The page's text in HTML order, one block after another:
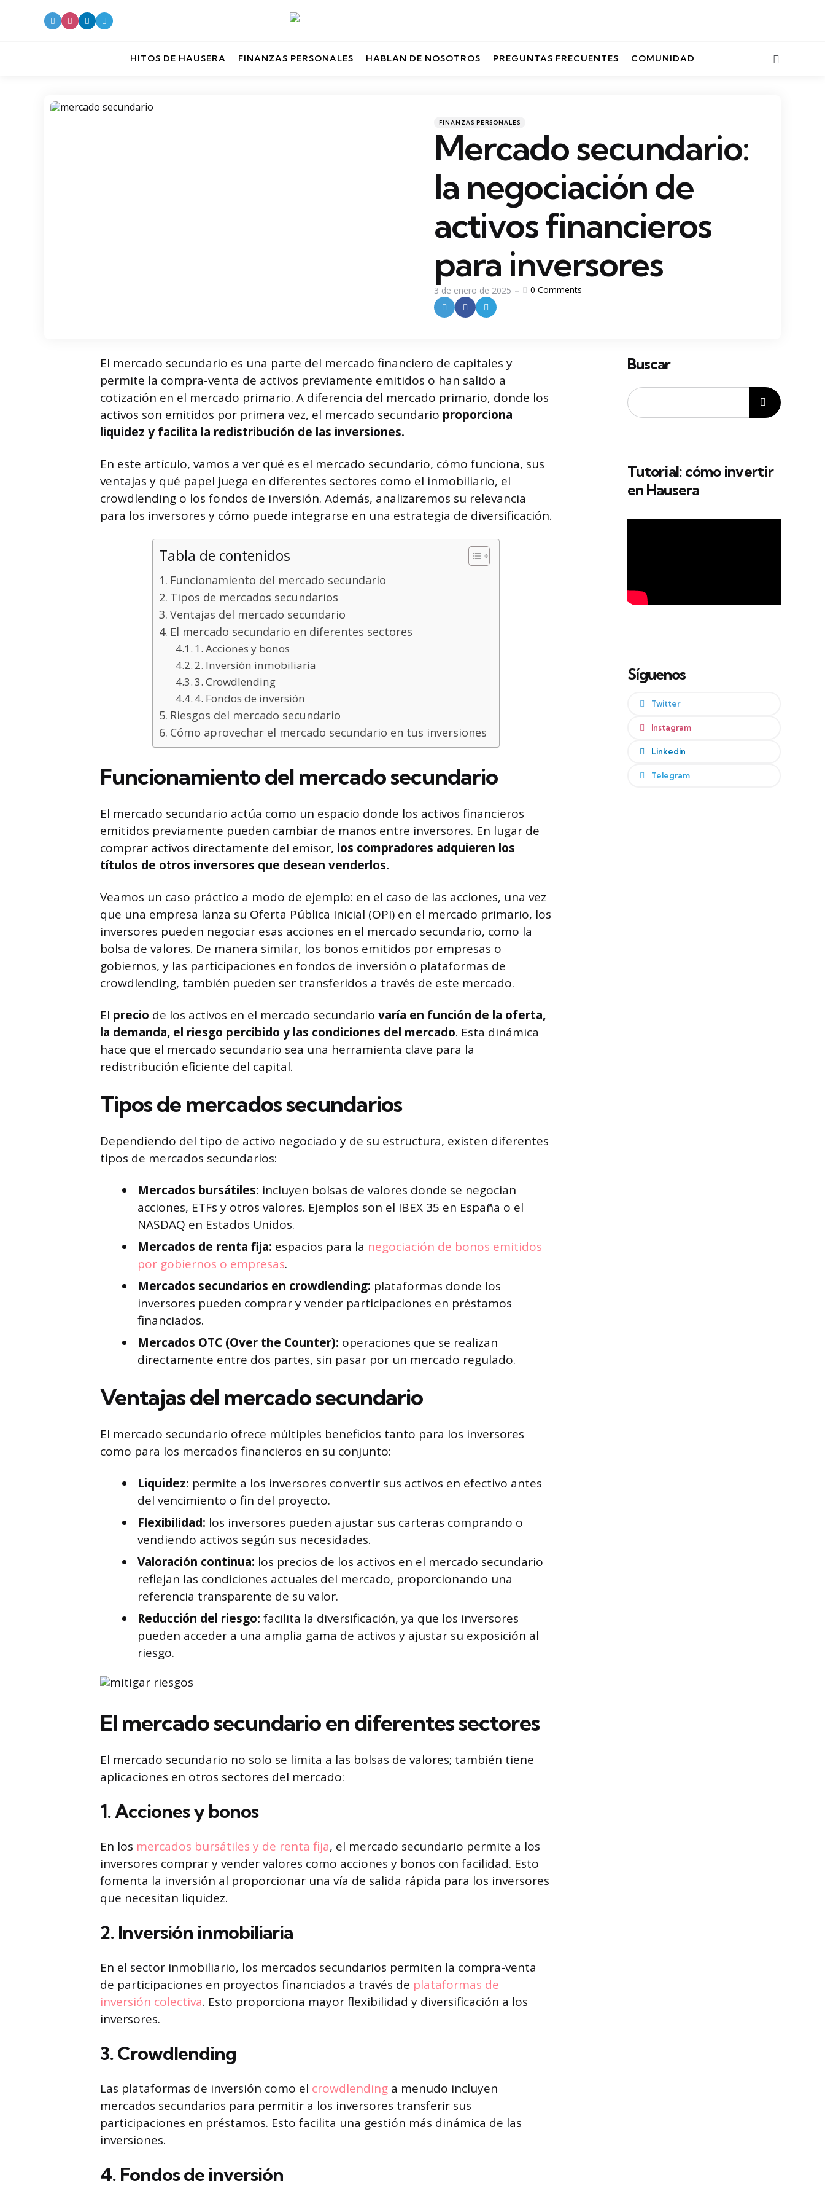
HITOS DE HAUSERA FINANZAS PERSONALES HABLAN DE NOSOTROS PREGUNTAS FRECUENTES COMUNIDAD
Categories
Posted
FINANZAS PERSONALES
Mercado secundario:
la negociación de
activos financieros
para inversores
3 de enero de 2025 0 Comments
El mercado secundario es una parte del mercado financiero de capitales y
permite la compra-venta de activos previamente emitidos o han salido a
cotización en el mercado primario. A diferencia del mercado primario, donde los
activos son emitidos por primera vez, el mercado secundario proporciona
liquidez y facilita la redistribución de las inversiones.
En este artículo, vamos a ver qué es el mercado secundario, cómo funciona, sus
ventajas y qué papel juega en diferentes sectores como el inmobiliario, el
crowdlending o los fondos de inversión. Además, analizaremos su relevancia
para los inversores y cómo puede integrarse en una estrategia de diversificación.
Tabla de contenidos
Funcionamiento del mercado secundario
Tipos de mercados secundarios
Ventajas del mercado secundario
El mercado secundario en diferentes sectores
1. Acciones y bonos
2. Inversión inmobiliaria
3. Crowdlending
4. Fondos de inversión
Riesgos del mercado secundario
Cómo aprovechar el mercado secundario en tus inversiones
Funcionamiento del mercado secundario
El mercado secundario actúa como un espacio donde los activos financieros
emitidos previamente pueden cambiar de manos entre inversores. En lugar de
comprar activos directamente del emisor, los compradores adquieren los
títulos de otros inversores que desean venderlos.
Veamos un caso práctico a modo de ejemplo: en el caso de las acciones, una vez
que una empresa lanza su Oferta Pública Inicial (OPI) en el mercado primario, los
inversores pueden negociar esas acciones en el mercado secundario, como la
bolsa de valores. De manera similar, los bonos emitidos por empresas o
gobiernos, y las participaciones en fondos de inversión o plataformas de
crowdlending, también pueden ser transferidos a través de este mercado.
El precio de los activos en el mercado secundario varía en función de la oferta,
la demanda, el riesgo percibido y las condiciones del mercado. Esta dinámica
hace que el mercado secundario sea una herramienta clave para la
redistribución eficiente del capital.
Tipos de mercados secundarios
Dependiendo del tipo de activo negociado y de su estructura, existen diferentes
tipos de mercados secundarios:
Mercados bursátiles: incluyen bolsas de valores donde se negocian
acciones, ETFs y otros valores. Ejemplos son el IBEX 35 en España o el
NASDAQ en Estados Unidos.
Mercados de renta fija: espacios para la negociación de bonos emitidos
por gobiernos o empresas.
Mercados secundarios en crowdlending: plataformas donde los
inversores pueden comprar y vender participaciones en préstamos
financiados.
Mercados OTC (Over the Counter): operaciones que se realizan
directamente entre dos partes, sin pasar por un mercado regulado.
Ventajas del mercado secundario
El mercado secundario ofrece múltiples beneficios tanto para los inversores
como para los mercados financieros en su conjunto:
Liquidez: permite a los inversores convertir sus activos en efectivo antes
del vencimiento o fin del proyecto.
Flexibilidad: los inversores pueden ajustar sus carteras comprando o
vendiendo activos según sus necesidades.
Valoración continua: los precios de los activos en el mercado secundario
reflejan las condiciones actuales del mercado, proporcionando una
referencia transparente de su valor.
Reducción del riesgo: facilita la diversificación, ya que los inversores
pueden acceder a una amplia gama de activos y ajustar su exposición al
riesgo.
El mercado secundario en diferentes sectores
El mercado secundario no solo se limita a las bolsas de valores; también tiene
aplicaciones en otros sectores del mercado:
1. Acciones y bonos
En los mercados bursátiles y de renta fija, el mercado secundario permite a los
inversores comprar y vender valores como acciones y bonos con facilidad. Esto
fomenta la inversión al proporcionar una vía de salida rápida para los inversores
que necesitan liquidez.
2. Inversión inmobiliaria
En el sector inmobiliario, los mercados secundarios permiten la compra-venta
de participaciones en proyectos financiados a través de plataformas de
inversión colectiva. Esto proporciona mayor flexibilidad y diversificación a los
inversores.
3. Crowdlending
Las plataformas de inversión como el crowdlending a menudo incluyen
mercados secundarios para permitir a los inversores transferir sus
participaciones en préstamos. Esto facilita una gestión más dinámica de las
inversiones.
4. Fondos de inversión
Buscar
Tutorial: cómo invertir
en Hausera
Síguenos
Twitter
Instagram
Linkedin
Telegram